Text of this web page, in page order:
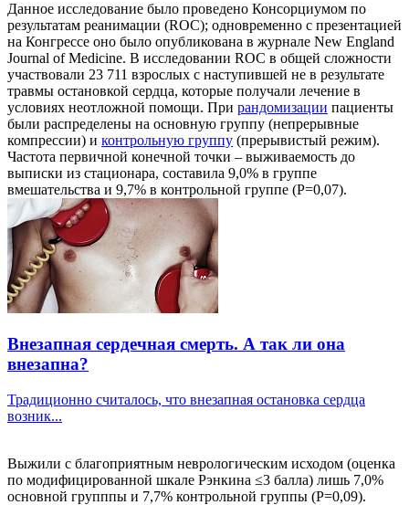
Данное исследование было проведено Консорциумом по
результатам реанимации (ROC); одновременно с презентацией
на Конгрессе оно было опубликована в журнале New England
Journal of Medicine. В исследовании ROC в общей сложности
участвовали 23 711 взрослых с наступившей не в результате
травмы остановкой сердца, которые получали лечение в
условиях неотложной помощи. При рандомизации пациенты
были распределены на основную группу (непрерывные
компрессии) и контрольную группу (прерывистый режим).
Частота первичной конечной точки – выживаемость до
выписки из стационара, составила 9,0% в группе
вмешательства и 9,7% в контрольной группе (P=0,07).
Внезапная сердечная смерть. А так ли она
внезапна?
Традиционно считалось, что внезапная остановка сердца
возник...
Выжили с благоприятным неврологическим исходом (оценка
по модифицированной шкале Рэнкина ≤3 балла) лишь 7,0%
основной групппы и 7,7% контрольной группы (P=0,09).